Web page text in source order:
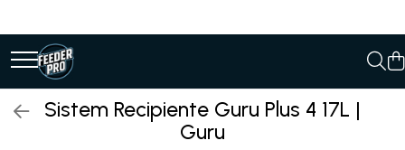
Sistem Recipiente Guru Plus 4 17L |
Guru